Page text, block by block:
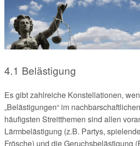
4.1 Belästigung
Es gibt zahlreiche Konstellationen,
„Belästigungen“ im
häufigsten Streitthemen sind allen
Lärmbelästigung (z.B. Partys,
Frösche) und die Geruchsbelästigung